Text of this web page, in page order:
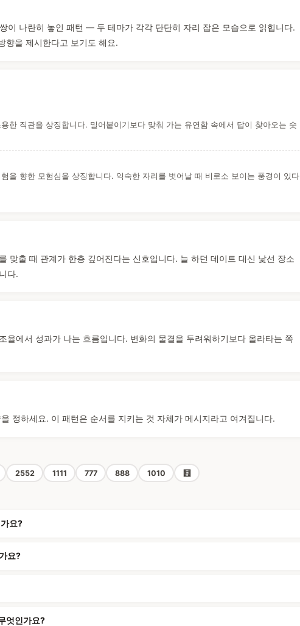
이 나란히 놓인 패턴 — 두 테마가 각각 단단히 자리 잡은 모습으로 읽힙니다.
향을 제시한다고 보기도 해요.
한 직관을 상징합니다. 밀어붙이기보다 맞춰 가는 유연함 속에서 답이 찾아오는 숫
을 향한 모험심을 상징합니다. 익숙한 자리를 벗어날 때 비로소 보이는 풍경이 있다
맞출 때 관계가 한층 깊어진다는 신호입니다. 늘 하던 데이트 대신 낯선 장소
다.
율에서 성과가 나는 흐름입니다. 변화의 물결을 두려워하기보다 올라타는 쪽
정하세요. 이 패턴은 순서를 지키는 것 자체가 메시지라고 여겨집니다.
2552 1111 777 888 1010 🧮
요?
요?
엇인가요?